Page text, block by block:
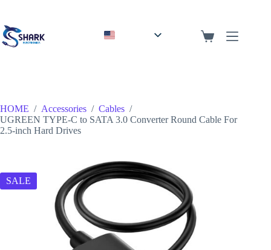
English
HOME / Accessories / Cables /
UGREEN TYPE-C to SATA 3.0 Converter Round Cable For
2.5-inch Hard Drives
SALE